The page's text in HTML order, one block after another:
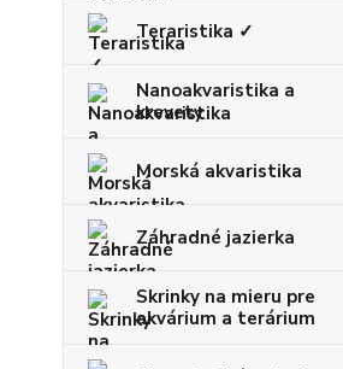
Teraristika ✓
Nanoakvaristika a
krevety
Morská akvaristika
Záhradné jazierka
Skrinky na mieru pre
akvárium a terárium